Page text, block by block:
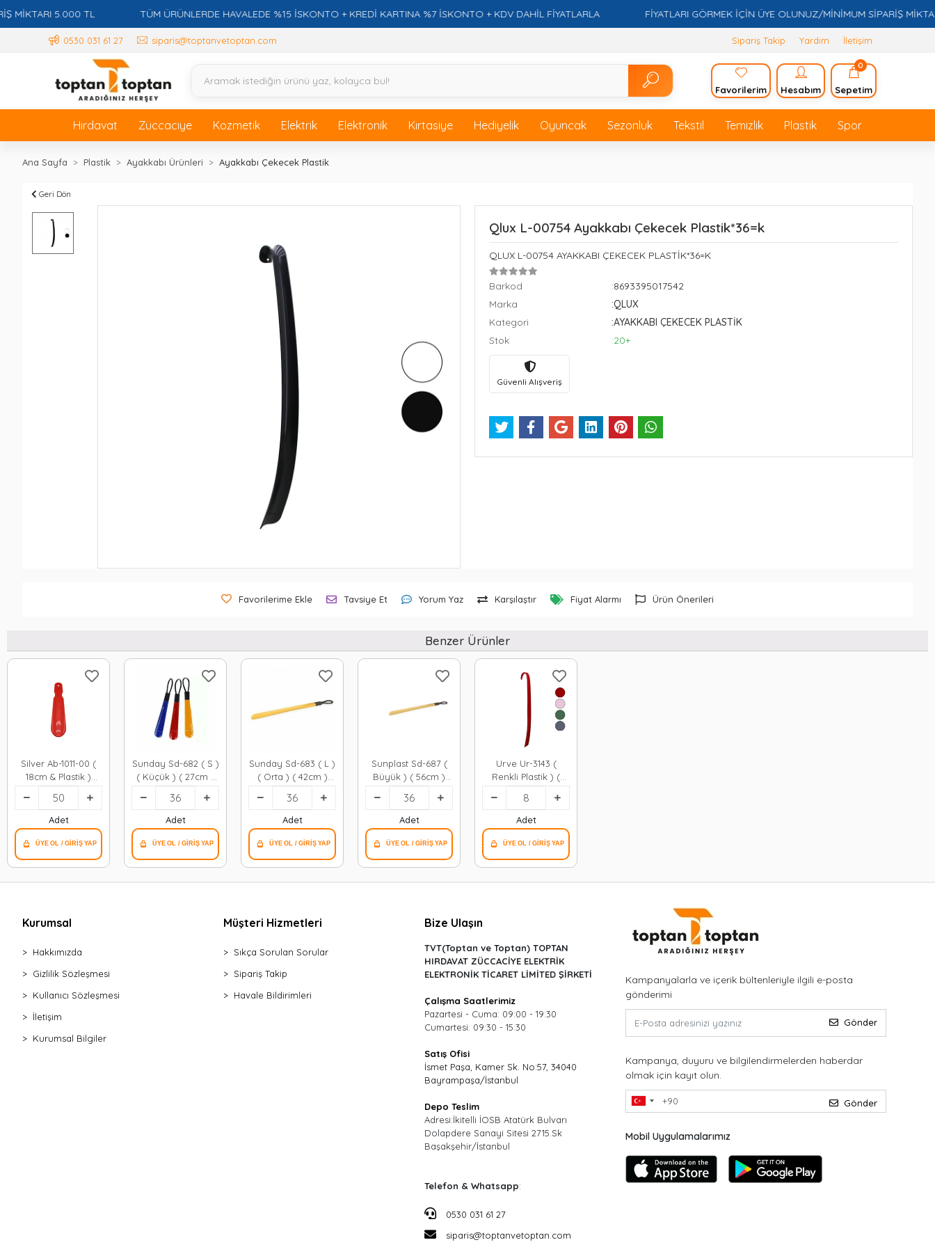
5.000 TL TÜM ÜRÜNLERDE HAVALEDE %15 İSKONTO + KREDİ KARTINA %7 İSKONTO + KDV DAHİL FİYATLARLA FİYATLARI GÖRMEK İÇİN ÜYE OLUNUZ/MİNİMUM SİPARİŞ MİKTARI
0530 031 61 27 siparis@toptanvetoptan.com Sipariş Takip Yardım İletişim
Favorilerim Hesabım
0
Sepetim
Hırdavat Züccaciye Kozmetik Elektrik Elektronik Kırtasiye Hediyelik Oyuncak Sezonluk Tekstil Temizlik Plastik Spor
Ana Sayfa Plastik Ayakkabı Ürünleri Ayakkabı Çekecek Plastik
Geri Dön
Qlux L-00754 Ayakkabı Çekecek Plastik*36=k
QLUX L-00754 AYAKKABI ÇEKECEK PLASTİK*36=K
Barkod
:8693395017542
Marka
:QLUX
Kategori
:AYAKKABI ÇEKECEK PLASTİK
Stok
:20+
Güvenli Alışveriş
Favorilerime Ekle Tavsiye Et Yorum Yaz Karşılaştır Fiyat Alarmı Ürün Önerileri
Benzer Ürünler
Silver Ab-1011-00 (
18cm & Plastik )
Ayakkabı
Çekecek*50x1
Adet
Sunday Sd-682 ( S )
( Küçük ) ( 27cm )
Plastik Ayakkabı
Çekecek*36=k
Adet
Sunday Sd-683 ( L )
( Orta ) ( 42cm )
Plastik Ayakkabı
Çekecek*36=k
Adet
Sunplast Sd-687 (
Büyük ) ( 56cm )
Plastik Ayakkabı
Çekecek*36=k
Adet
Urve Ur-3143 (
Renkli Plastik ) (
56cm ) Ayakkabı
Çekecek*8=k
Adet
Kurumsal
Hakkımızda
Gizlilik Sözleşmesi
Kullanıcı Sözleşmesi
İletişim
Kurumsal Bilgiler
Müşteri Hizmetleri
Sıkça Sorulan Sorular
Sipariş Takip
Havale Bildirimleri
Bize Ulaşın
TVT(Toptan ve Toptan) TOPTAN
HIRDAVAT ZÜCCACİYE ELEKTRİK
ELEKTRONİK TİCARET LİMİTED ŞİRKETİ
Çalışma Saatlerimiz
Pazartesi - Cuma: 09:00 - 19:30
Cumartesi: 09:30 - 15:30
Satış Ofisi
İsmet Paşa, Kamer Sk. No:57, 34040
Bayrampaşa/İstanbul
Depo Teslim
Adresi:İkitelli İOSB Atatürk Bulvarı
Dolapdere Sanayi Sitesi 2715.Sk
Başakşehir/İstanbul
Telefon & Whatsapp:
0530 031 61 27
siparis@toptanvetoptan.com
Kampanyalarla ve içerik bültenleriyle ilgili e-posta
gönderimi
Gönder
Kampanya, duyuru ve bilgilendirmelerden haberdar
olmak için kayıt olun.
Gönder
Mobil Uygulamalarımız